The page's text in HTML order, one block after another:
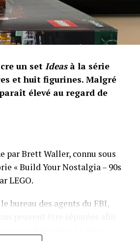
un set Ideasà la série
et huit figurines. Malgré
élevé au regard de
par Brett Waller, connu sous
« Build Your Nostalgia – 90s
LEGO.
bureau des agents du FBI,